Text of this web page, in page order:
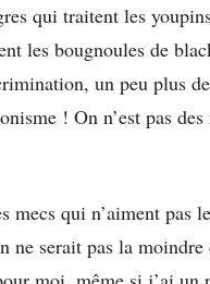
qui traitent les
les bougnoules de
un peu plus
! On n’est pas
mecs qui n’aiment pas
ne serait pas la moindre